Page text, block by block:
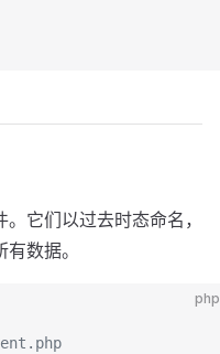
它们以过去时态命名，
数据。
php